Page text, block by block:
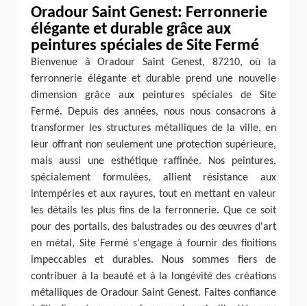
Oradour Saint Genest: Ferronnerie
élégante et durable grâce aux
peintures spéciales de Site Fermé
Bienvenue à Oradour Saint Genest, 87210, où la
ferronnerie élégante et durable prend une nouvelle
dimension grâce aux peintures spéciales de Site
Fermé. Depuis des années, nous nous consacrons à
transformer les structures métalliques de la ville, en
leur offrant non seulement une protection supérieure,
mais aussi une esthétique raffinée. Nos peintures,
spécialement formulées, allient résistance aux
intempéries et aux rayures, tout en mettant en valeur
les détails les plus fins de la ferronnerie. Que ce soit
pour des portails, des balustrades ou des œuvres d'art
en métal, Site Fermé s'engage à fournir des finitions
impeccables et durables. Nous sommes fiers de
contribuer à la beauté et à la longévité des créations
métalliques de Oradour Saint Genest. Faites confiance